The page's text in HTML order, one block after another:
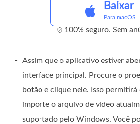
Baixar
Para macOS
100% seguro. Sem
-
Assim que o aplicativo estiver
interface principal. Procure o
botão e clique nele. Isso permitirá
importe o arquivo de vídeo
suportado pelo Windows. Você